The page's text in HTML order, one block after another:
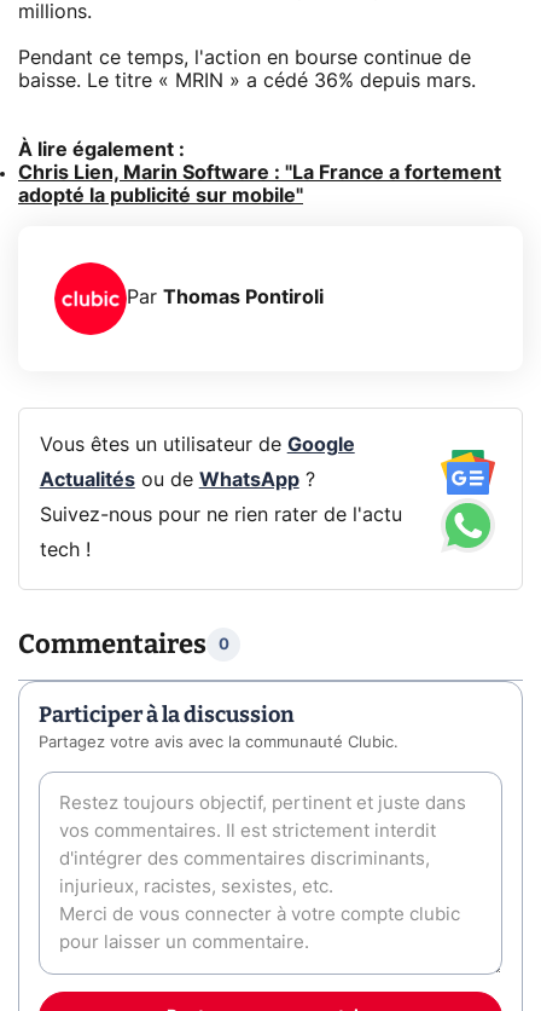
millions.
Pendant ce temps, l'action en bourse continue de
baisse. Le titre « MRIN » a cédé 36% depuis mars.
À lire également :
Chris Lien, Marin Software : "La France a fortement
adopté la publicité sur mobile"
Par Thomas Pontiroli
Vous êtes un utilisateur de Google
Actualitésou de WhatsApp?
Suivez-nous pour ne rien rater de l'actu
tech !
Commentaires 0
Participer à la discussion
Partagez votre avis avec la communauté Clubic.